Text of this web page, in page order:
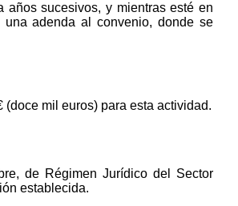
sucesivos, y mientras esté en
adenda al convenio, donde se
mil euros) para esta actividad.
de Régimen Jurídico del Sector
establecida.